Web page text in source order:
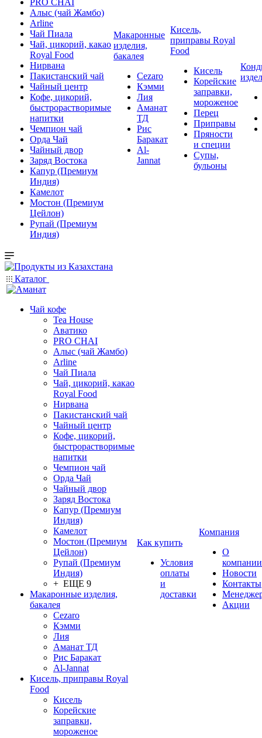
PRO CHAI
Алыс (чай Жамбо)
Arline
Чай Пиала
Чай, цикорий, какао
Royal Food
Нирвана
Пакистанский чай
Чайный центр
Кофе, цикорий,
быстрорастворимые
напитки
Чемпион чай
Орда Чай
Чайный двор
Заряд Востока
Капур (Премиум
Индия)
Камелот
Мостон (Премиум
Цейлон)
Рупай (Премиум
Индия)
Макаронные
изделия,
бакалея
Cezaro
Кэмми
Лия
Аманат
ТД
Рис
Баракат
Al-
Jannat
Кисель,
приправы Royal
Food
Кисель
Корейские
заправки,
мороженое
Перец
Приправы
Пряности
и специи
Супы,
бульоны
Каталог
Чай кофе
Tea House
Аватико
PRO CHAI
Алыс (чай Жамбо)
Arline
Чай Пиала
Чай, цикорий, какао
Royal Food
Нирвана
Пакистанский чай
Чайный центр
Кофе, цикорий,
быстрорастворимые
напитки
Чемпион чай
Орда Чай
Чайный двор
Заряд Востока
Капур (Премиум
Индия)
Камелот
Мостон (Премиум
Цейлон)
Рупай (Премиум
Индия)
+ ЕЩЕ 9
Макаронные изделия,
бакалея
Cezaro
Кэмми
Лия
Аманат ТД
Рис Баракат
Al-Jannat
Кисель, приправы Royal
Food
Кисель
Корейские
заправки,
мороженое
Как купить
Условия
оплаты
и
доставки
Компания
О
компании
Новости
Контакты
Акции